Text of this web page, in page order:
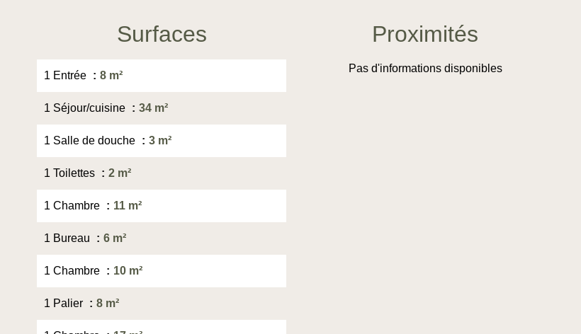
Surfaces
1 Entrée 8 m²
1 Séjour/cuisine 34 m²
1 Salle de douche 3 m²
1 Toilettes 2 m²
1 Chambre 11 m²
1 Bureau 6 m²
1 Chambre 10 m²
1 Palier 8 m²
Proximités
Pas d'informations disponibles